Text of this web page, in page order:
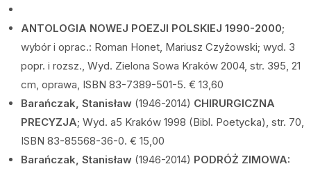
ANTOLOGIA NOWEJ POEZJI POLSKIEJ 1990-2000;
wybór i oprac.: Roman Honet, Mariusz Czyżowski; wyd. 3
popr. i rozsz., Wyd. Zielona Sowa Kraków 2004, str. 395, 21
cm, oprawa, ISBN 83-7389-501-5. € 13,60
Barańczak, Stanisław (1946-2014) CHIRURGICZNA
PRECYZJA; Wyd. a5 Kraków 1998 (Bibl. Poetycka), str. 70,
ISBN 83-85568-36-0. € 15,00
Barańczak, Stanisław (1946-2014) PODRÓŻ ZIMOWA: